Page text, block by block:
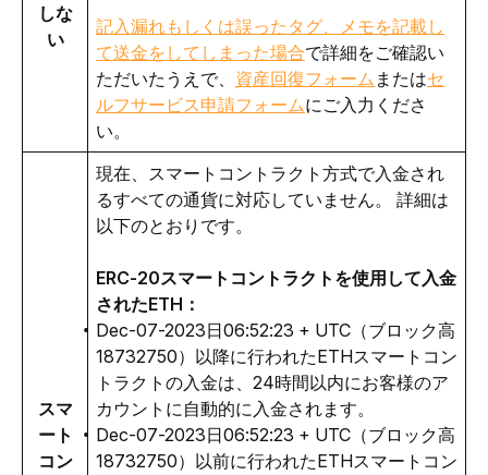
しな
い
記入漏れもしくは誤ったタグ、メモを記載し
て送金をしてしまった場合で詳細をご確認い
ただいたうえで、 資産回復フォーム またはセ
ルフサービス申請フォームにご入力くださ
い。
スマ
ート
コン
現在、スマートコントラクト方式で入金され
るすべての通貨に対応していません。 詳細は
以下のとおりです。
ERC-20スマートコントラクトを使用して入金
されたETH：
Dec-07-2023日06:52:23 + UTC（ブロック高
18732750）以降に行われたETHスマートコン
トラクトの入金は、24時間以内にお客様のア
カウントに自動的に入金されます。
Dec-07-2023日06:52:23 + UTC（ブロック高
18732750）以前に行われたETHスマートコン